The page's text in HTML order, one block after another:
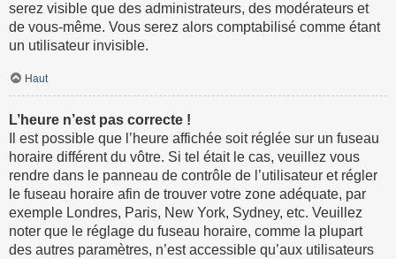
serez visible que des administrateurs, des modérateurs et
de vous-même. Vous serez alors comptabilisé comme étant
un utilisateur invisible.
Haut
L’heure n’est pas correcte !
Il est possible que l’heure affichée soit réglée sur un fuseau
horaire différent du vôtre. Si tel était le cas, veuillez vous
rendre dans le panneau de contrôle de l’utilisateur et régler
le fuseau horaire afin de trouver votre zone adéquate, par
exemple Londres, Paris, New York, Sydney, etc. Veuillez
noter que le réglage du fuseau horaire, comme la plupart
des autres paramètres, n’est accessible qu’aux utilisateurs